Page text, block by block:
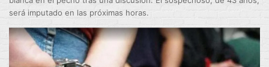
será imputado en las próximas horas.